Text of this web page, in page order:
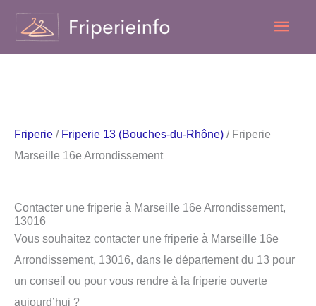
contenu
Friperie / Friperie 13 (Bouches-du-Rhône) / Friperie
Marseille 16e Arrondissement
Contacter une friperie à Marseille 16e Arrondissement,
13016
Vous souhaitez contacter une friperie à Marseille 16e
Arrondissement, 13016, dans le département du 13 pour
un conseil ou pour vous rendre à la friperie ouverte
aujourd’hui ?